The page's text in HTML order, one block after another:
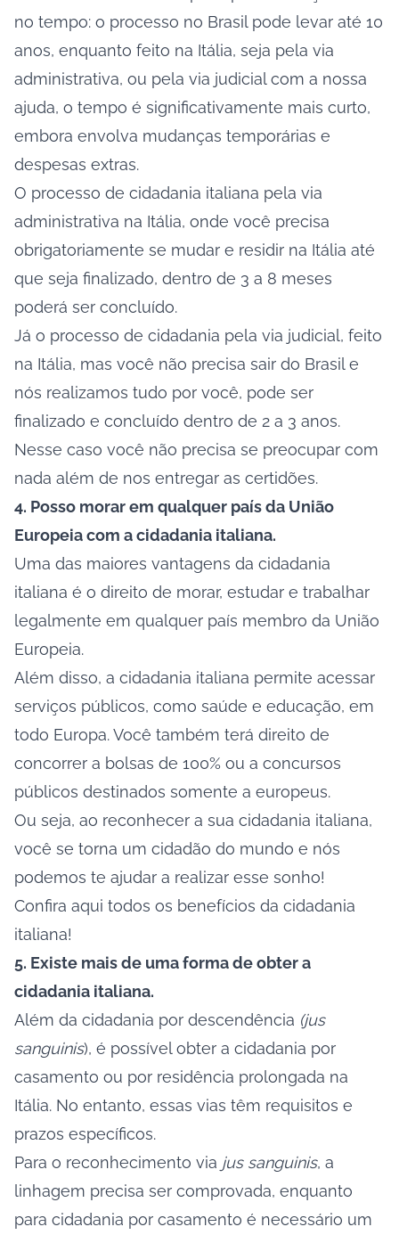
no tempo: o processo no Brasil pode levar até 10
anos, enquanto feito na Itália, seja pela via
administrativa, ou pela via judicial com a nossa
ajuda, o tempo é significativamente mais curto,
embora envolva mudanças temporárias e
despesas extras.
O processo de cidadania italiana pela via
administrativa na Itália, onde você precisa
obrigatoriamente se mudar e residir na Itália até
que seja finalizado, dentro de 3 a 8 meses
poderá ser concluído.
Já o processo de cidadania pela via judicial, feito
na Itália, mas você não precisa sair do Brasil e
nós realizamos tudo por você, pode ser
finalizado e concluído dentro de 2 a 3 anos.
Nesse caso você não precisa se preocupar com
nada além de nos entregar as certidões.
4. Posso morar em qualquer país da União
Europeia com a cidadania italiana.
Uma das maiores vantagens da cidadania
italiana é o direito de morar, estudar e trabalhar
legalmente em qualquer país membro da União
Europeia.
Além disso, a cidadania italiana permite acessar
serviços públicos, como saúde e educação, em
todo Europa. Você também terá direito de
concorrer a bolsas de 100% ou a concursos
públicos destinados somente a europeus.
Ou seja, ao reconhecer a sua cidadania italiana,
você se torna um cidadão do mundo e nós
podemos te ajudar a realizar esse sonho!
Confira aqui todos os benefícios da cidadania
italiana!
5. Existe mais de uma forma de obter a
cidadania italiana.
Além da cidadania por descendência (jus
sanguinis), é possível obter a cidadania por
casamento ou por residência prolongada na
Itália. No entanto, essas vias têm requisitos e
prazos específicos.
Para o reconhecimento via jus sanguinis, a
linhagem precisa ser comprovada, enquanto
para cidadania por casamento é necessário um